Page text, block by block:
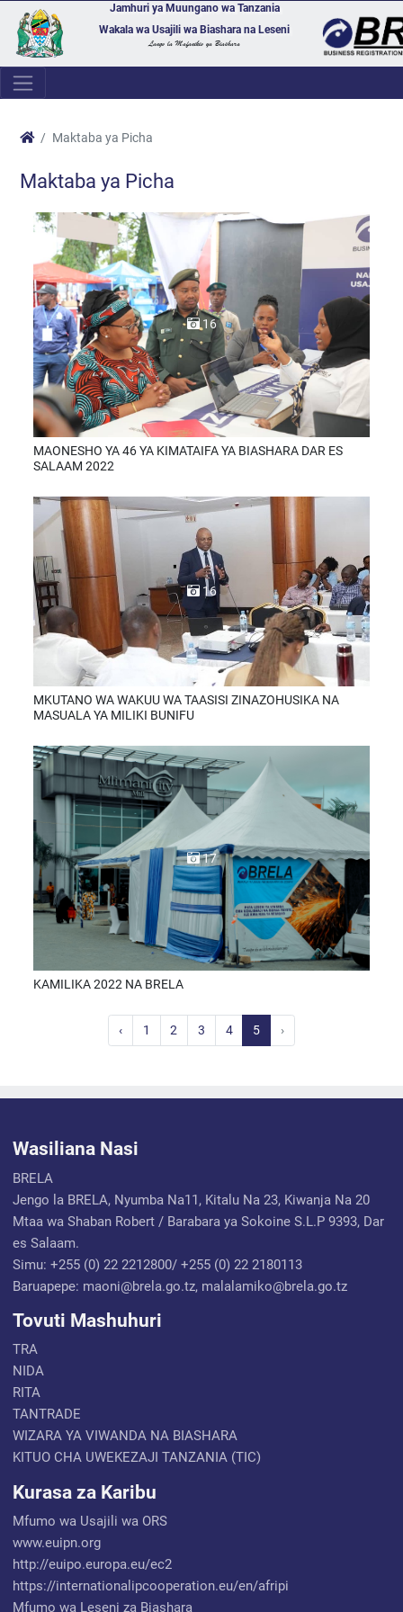
Jamhuri ya Muungano wa Tanzania
Wakala wa Usajili wa Biashara na Leseni
Lango la Mafanikio ya Biashara
Maktaba ya Picha
Maktaba ya Picha
16
MAONESHO YA 46 YA KIMATAIFA YA BIASHARA DAR ES
SALAAM 2022
16
MKUTANO WA WAKUU WA TAASISI ZINAZOHUSIKA NA
MASUALA YA MILIKI BUNIFU
17
KAMILIKA 2022 NA BRELA
‹ 1 2 3 4 5 ›
Wasiliana Nasi
BRELA
Jengo la BRELA, Nyumba Na11, Kitalu Na 23, Kiwanja Na 20
Mtaa wa Shaban Robert / Barabara ya Sokoine S.L.P 9393, Dar
es Salaam.
Simu: +255 (0) 22 2212800/ +255 (0) 22 2180113
Baruapepe: maoni@brela.go.tz, malalamiko@brela.go.tz
Tovuti Mashuhuri
TRA
NIDA
RITA
TANTRADE
WIZARA YA VIWANDA NA BIASHARA
KITUO CHA UWEKEZAJI TANZANIA (TIC)
Kurasa za Karibu
Mfumo wa Usajili wa ORS
www.euipn.org
http://euipo.europa.eu/ec2
https://internationalipcooperation.eu/en/afripi
Mfumo wa Leseni za Biashara